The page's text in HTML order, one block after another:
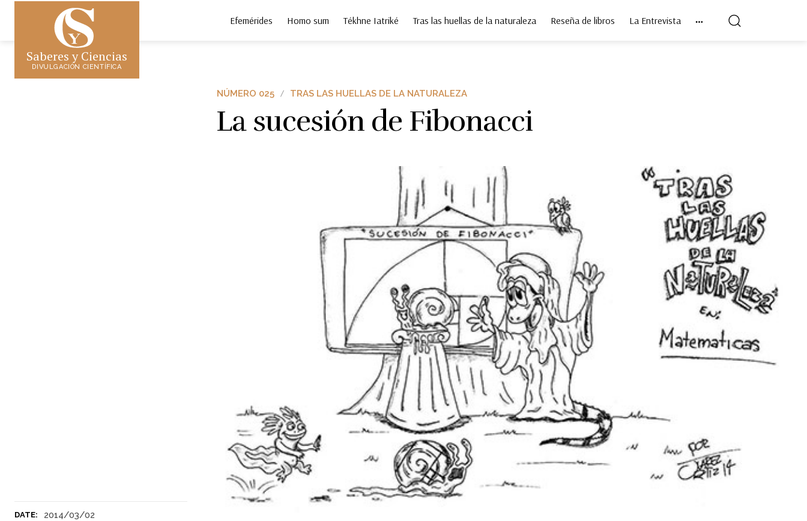
Saberes y Ciencias
DIVULGACIÓN CIENTÍFICA
Efemérides Homo sum Tékhne Iatriké Tras las huellas de la naturaleza Reseña de libros La Entrevista
DATE: 2014/03/02
NÚMERO 025 TRAS LAS HUELLAS DE LA NATURALEZA
La sucesión de Fibonacci